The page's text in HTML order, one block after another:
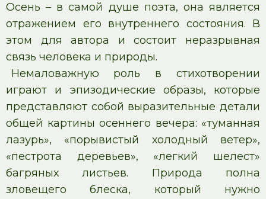
Осень – в самой душе поэта, она является
отражением его внутреннего состояния. В
этом для автора и состоит неразрывная
связь человека и природы.
Немаловажную роль в стихотворении
играют и эпизодические образы, которые
представляют собой выразительные детали
общей картины осеннего вечера: «туманная
лазурь», «порывистый холодный ветер»,
«пестрота деревьев», «легкий шелест»
багряных листьев. Природа полна
зловещего блеска, который нужно